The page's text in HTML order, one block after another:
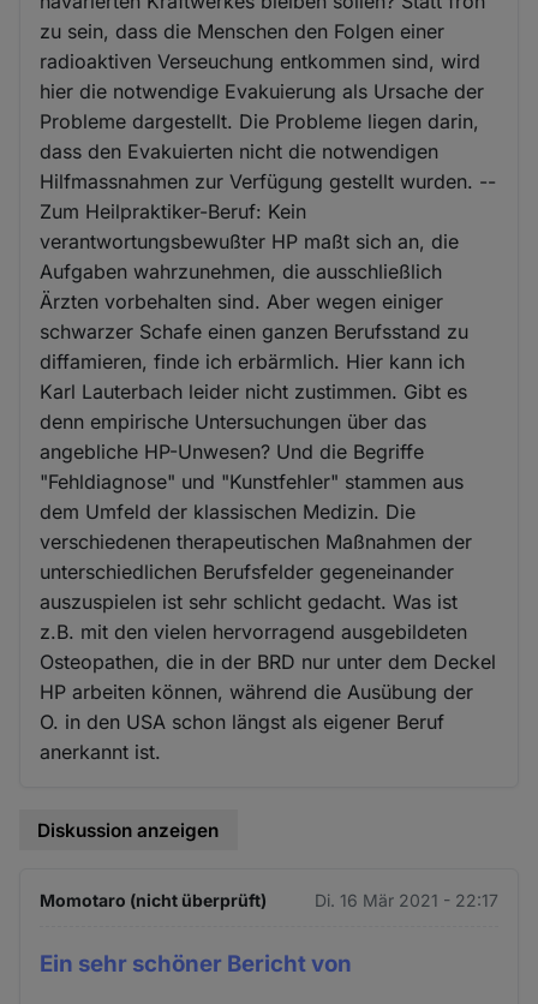
zu sein, dass die Menschen den Folgen einer
radioaktiven Verseuchung entkommen sind, wird
hier die notwendige Evakuierung als Ursache der
Probleme dargestellt. Die Probleme liegen darin,
dass den Evakuierten nicht die notwendigen
Hilfmassnahmen zur Verfügung gestellt wurden. --
Zum Heilpraktiker-Beruf: Kein
verantwortungsbewußter HP maßt sich an, die
Aufgaben wahrzunehmen, die ausschließlich
Ärzten vorbehalten sind. Aber wegen einiger
schwarzer Schafe einen ganzen Berufsstand zu
diffamieren, finde ich erbärmlich. Hier kann ich
Karl Lauterbach leider nicht zustimmen. Gibt es
denn empirische Untersuchungen über das
angebliche HP-Unwesen? Und die Begriffe
"Fehldiagnose" und "Kunstfehler" stammen aus
dem Umfeld der klassischen Medizin. Die
verschiedenen therapeutischen Maßnahmen der
unterschiedlichen Berufsfelder gegeneinander
auszuspielen ist sehr schlicht gedacht. Was ist
z.B. mit den vielen hervorragend ausgebildeten
Osteopathen, die in der BRD nur unter dem Deckel
HP arbeiten können, während die Ausübung der
O. in den USA schon längst als eigener Beruf
anerkannt ist.
Diskussion anzeigen
Momotaro (nicht überprüft) Di. 16 Mär 2021 - 22:17
Ein sehr schöner Bericht von